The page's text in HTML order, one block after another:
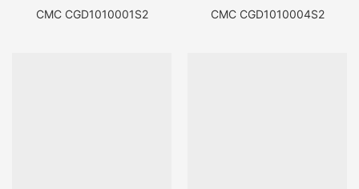
CMC CGD1010001S2 CMC CGD1010004S2